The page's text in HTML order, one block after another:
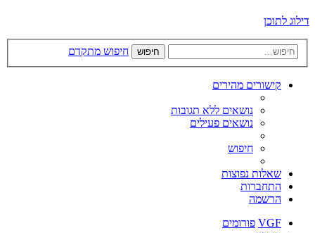
דילוג לתוכן
חיפוש חיפוש מתקדם
קישורים מהירים
נושאים ללא תגובות
נושאים פעילים
חיפוש
שאלות נפוצות
התחברות
הרשמה
VGF פורומים